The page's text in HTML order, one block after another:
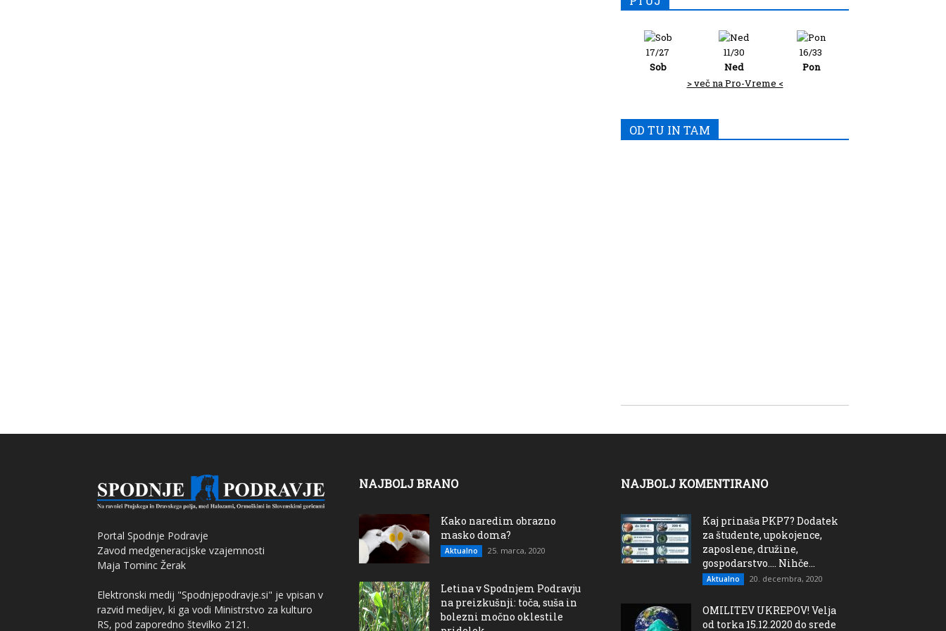
17/27
Sob
11/30
Ned
16/33
Pon
> več na Pro-Vreme <
OD TU IN TAM
Portal Spodnje Podravje
Zavod medgeneracijske vzajemnosti
Maja Tominc Žerak
Elektronski medij "Spodnjepodravje.si" je vpisan v
razvid medijev, ki ga vodi Ministrstvo za kulturo
RS, pod zaporedno številko 2121.
NAJBOLJ BRANO
Kako naredim obrazno
masko doma?
Aktualno 25. marca, 2020
Letina v Spodnjem Podravju
na preizkušnji: toča, suša in
bolezni močno oklestile
NAJBOLJ KOMENTIRANO
Kaj prinaša PKP7? Dodatek
za študente, upokojence,
zaposlene, družine,
gospodarstvo…. Nihče...
Aktualno 20. decembra, 2020
OMILITEV UKREPOV! Velja
od torka 15.12.2020 do srede